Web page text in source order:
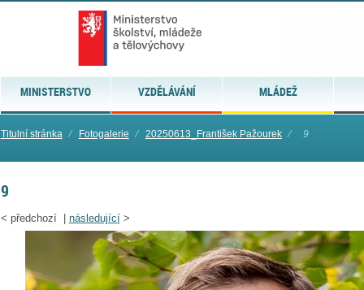
MINISTERSTVO VZDĚLÁVÁNÍ MLÁDEŽ
Titulní stránka ⁄ Fotogalerie ⁄ 20250613_František Pažourek ⁄ 9
9
< předchozí | následující>